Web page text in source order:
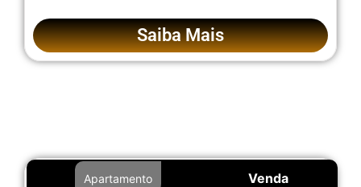
Saiba Mais
Venda
Apartamento